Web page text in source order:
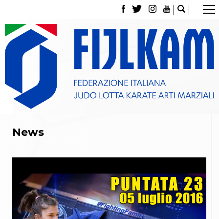
La Federazione
Tesseramento
Contatti
Norme e modulistica Affiliazioni e Tesseramenti
Classifica Società Sportive con più di 100 atleti
tesserati
Judo
La disciplina
News
Attività Didattica
News